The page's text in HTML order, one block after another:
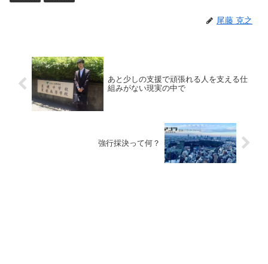
尾藤 克之
あと少しの支援で頑張れる人を支える仕
組みがない現実の中で
強行採決って何？